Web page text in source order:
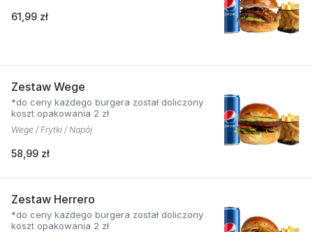
61,99 zł
Zestaw Wege
*do ceny każdego burgera został doliczony
koszt opakowania 2 zł
Wege / Frytki / Napój
58,99 zł
Zestaw Herrero
*do ceny każdego burgera został doliczony
koszt opakowania 2 zł